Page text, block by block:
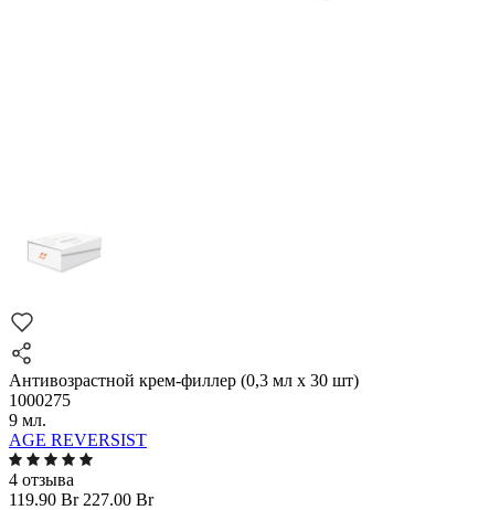
Антивозрастной крем-филлер (0,3 мл х 30 шт)
1000275
9 мл.
AGE REVERSIST
4 отзыва
119.90 Br 227.00 Br